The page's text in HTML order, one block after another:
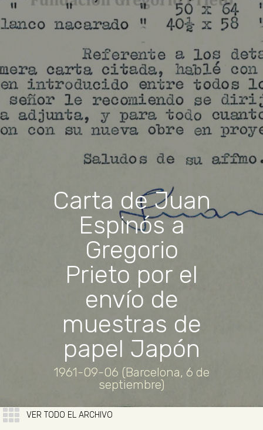
Carta de Juan
Espinós a
Gregorio
Prieto por el
envío de
muestras de
papel Japón
1961-09-06 (Barcelona, 6 de
septiembre)
VER TODO EL ARCHIVO